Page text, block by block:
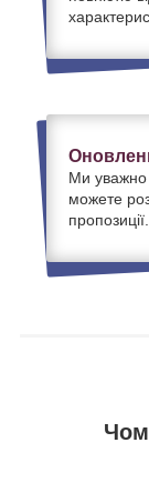
Ми уважно
можете
пропозиції.